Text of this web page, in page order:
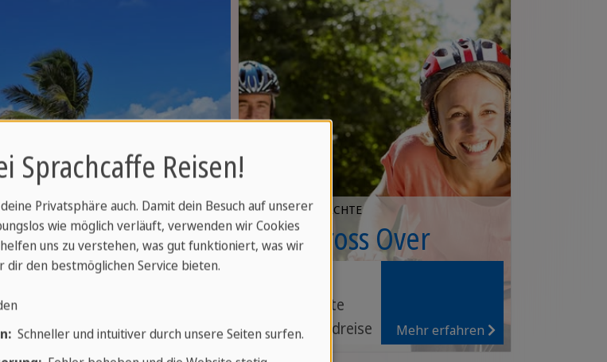
Cross Over
Itzá,
Mehr erfahren
12 TAGE / 11 NÄCHTE
Kuba Cross Over
beliebteste
Aktiv-Rundreise
Mehr erfahren
Sprachcaffe Reisen!
Privatsphäre auch. Damit dein Besuch auf unserer
wie möglich verläuft, verwenden wir Cookies
uns zu verstehen, was gut funktioniert, was wir
den bestmöglichen Service bieten.
Schneller und intuitiver durch unsere Seiten surfen.